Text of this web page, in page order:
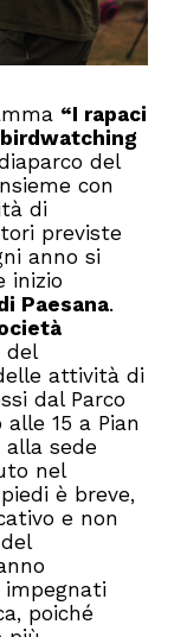
“I rapaci
birdwatching
del
con
di
previste
anno si
inizio
Paesana.
del
attività di
dal Parco
15 a Pian
alla sede
nel
è breve,
e non
impegnati
poiché